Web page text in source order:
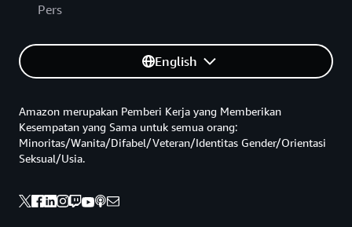
Pers
English
Amazon merupakan Pemberi Kerja yang Memberikan
Kesempatan yang Sama untuk semua orang:
Minoritas/Wanita/Difabel/Veteran/Identitas Gender/Orientasi
Seksual/Usia.